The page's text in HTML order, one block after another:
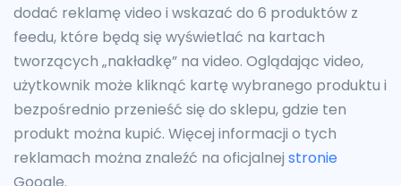
dodać reklamę video i wskazać do 6 produktów z
feedu, które będą się wyświetlać na kartach
tworzących „nakładkę” na video. Oglądając video,
użytkownik może kliknąć kartę wybranego produktu i
bezpośrednio przenieść się do sklepu, gdzie ten
produkt można kupić. Więcej informacji o tych
reklamach można znaleźć na oficjalnej stronie